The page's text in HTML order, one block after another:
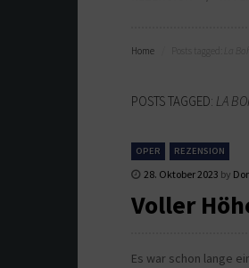
Home
POSTS TAGGED: LA
OPER REZENSION
28. Oktober 2023 by
Voller
Es war schon lange